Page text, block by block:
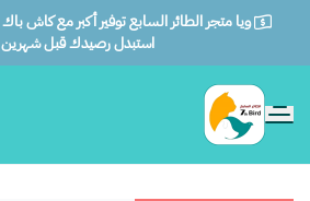
استبدل رصيدك قبل شهرين
الطائر السابع للحيوانات